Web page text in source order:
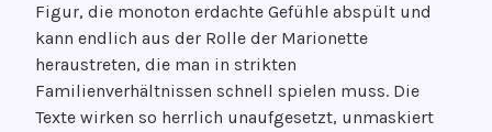
Figur, die monoton erdachte Gefühle abspült und
kann endlich aus der Rolle der Marionette
heraustreten, die man in strikten
Familienverhältnissen schnell spielen muss. Die
Texte wirken so herrlich unaufgesetzt, unmaskiert